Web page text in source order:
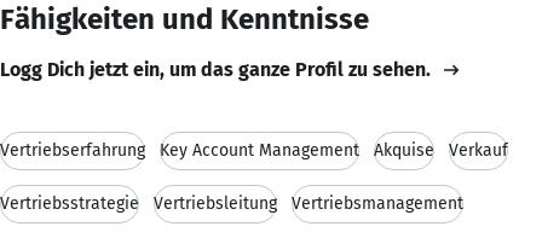
Fähigkeiten und Kenntnisse
Logg Dich jetzt ein, um das ganze Profil zu sehen.
Vertriebserfahrung Key Account Management Akquise Verkauf
Vertriebsstrategie Vertriebsleitung Vertriebsmanagement